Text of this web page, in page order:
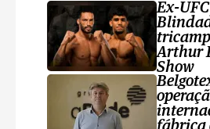
Ex-
Arthur
Show